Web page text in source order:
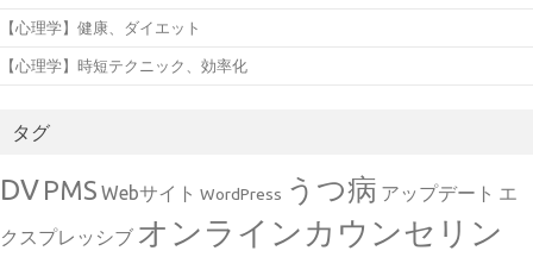
【心理学】健康、ダイエット
【心理学】時短テクニック、効率化
タグ
DV PMS Webサイト WordPress うつ病 アップデート エ
クスプレッシブ オンラインカウンセリン